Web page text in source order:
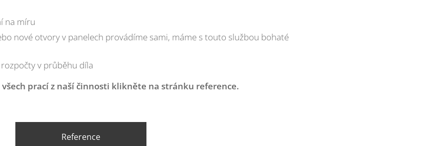
na míru
nové otvory v panelech provádíme sami, máme s touto službou bohaté
v průběhu díla
všech prací z naší činnosti klikněte na stránku reference.
Reference